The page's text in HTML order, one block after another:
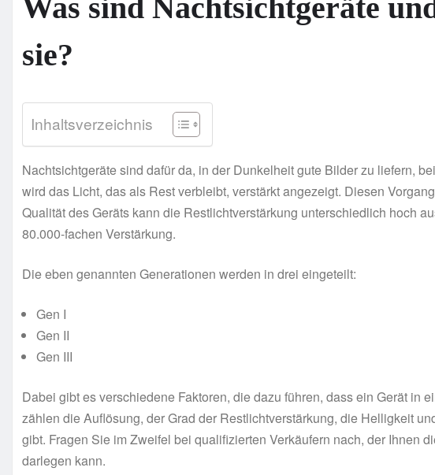
Was sind Nachtsichtgeräte
sie?
Inhaltsverzeichnis
Nachtsichtgeräte sind dafür da, in der Dunkelheit gute Bilder zu liefern,
wird das Licht, das als Rest verbleibt, verstärkt angezeigt. Diesen
Qualität des Geräts kann die Restlichtverstärkung unterschiedlich hoch
80.000-fachen Verstärkung.
Die eben genannten Generationen werden in drei eingeteilt:
Gen I
Gen II
Gen III
Dabei gibt es verschiedene Faktoren, die dazu führen, dass ein Gerät in
zählen die Auflösung, der Grad der Restlichtverstärkung, die Helligkeit
gibt. Fragen Sie im Zweifel bei qualifizierten Verkäufern nach, der Ihnen
darlegen kann.